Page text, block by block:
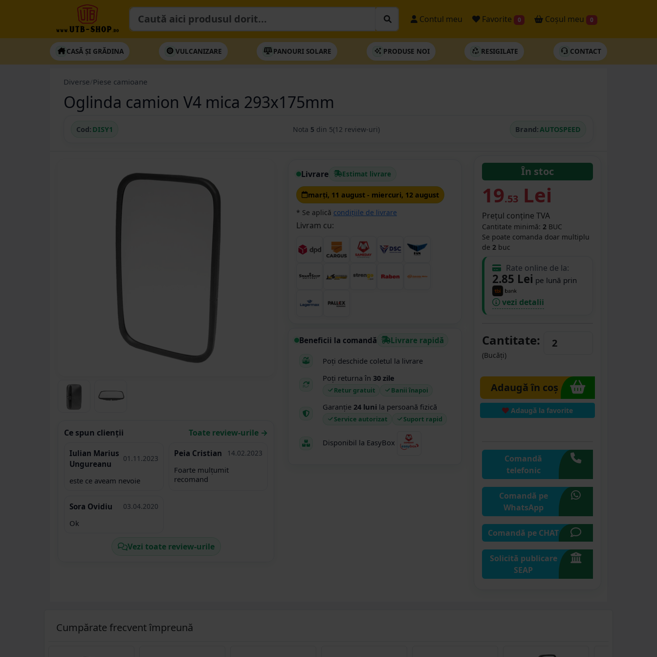
Contul meu Favorite 0 Coșul meu 0
CASĂ ȘI GRĂDINA VULCANIZARE PANOURI SOLARE PRODUSE NOI RESIGILATE CONTACT
Diverse Piese camioane
Oglinda camion V4 mica 293x175mm
Cod: DISY1 Nota 5 din 5(12 review-uri) Brand:AUTOSPEED
Ce spun clienții Toate review-urile →
Iulian Marius
Ungureanu
01.11.2023
este ce aveam nevoie
Peia Cristian 14.02.2023
Foarte mulțumit
recomand
Sora Ovidiu 03.04.2020
Ok
Vezi toate review-urile
Livrare Estimat livrare
marţi, 11 august - miercuri, 12 august
* Se aplică condițiile de livrare
Livram cu:
Beneficii la comandă Livrare rapidă
Poți deschide coletul la livrare
Poți returna în 30 zile
Retur gratuit Banii înapoi
Garanție 24 luni la persoană fizică
Service autorizat Suport rapid
Disponibil la EasyBox
În stoc
19.53 Lei
Prețul conține TVA
Cantitate minimă: 2 BUC
Se poate comanda doar multiplu
de 2 buc
Rate online de la:
2.85 Lei pe lună prin
vezi detalii
Cantitate:
(Bucăți)
Adaugă în coș
Adaugă la favorite
Comandă
telefonic
Comandă pe
WhatsApp
Comandă pe CHAT
Solicită publicare
SEAP
Cumpărate frecvent împreună